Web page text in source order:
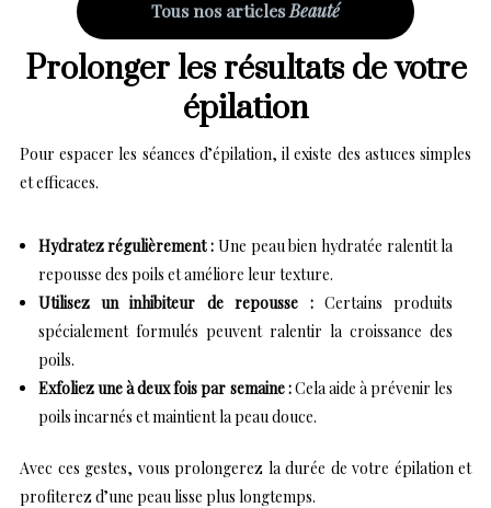
Tous nos articlesBeauté
Prolonger les résultats de votre
épilation
Pour espacer les séances d’épilation, il existe des astuces simples
et efficaces.
Hydratez régulièrement : Une peau bien hydratée ralentit la
repousse des poils et améliore leur texture.
Utilisez un inhibiteur de repousse :Certains produits
spécialement formulés peuvent ralentir la croissance des
poils.
Exfoliez une à deux fois par semaine :Cela aide à prévenir les
poils incarnés et maintient la peau douce.
Avec ces gestes, vous prolongerez la durée de votre épilation et
profiterez d’une peau lisse plus longtemps.